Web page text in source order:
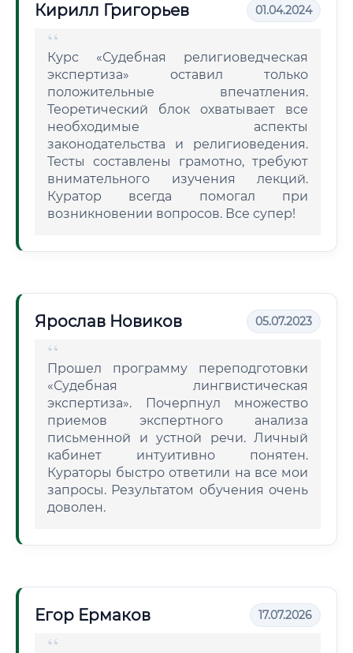
Кирилл Григорьев 01.04.2024
Курс «Судебная религиоведческая
экспертиза» оставил только
положительные впечатления.
Теоретический блок охватывает все
необходимые аспекты
законодательства и религиоведения.
Тесты составлены грамотно, требуют
внимательного изучения лекций.
Куратор всегда помогал при
возникновении вопросов. Все супер!
Ярослав Новиков 05.07.2023
Прошел программу переподготовки
«Судебная лингвистическая
экспертиза». Почерпнул множество
приемов экспертного анализа
письменной и устной речи. Личный
кабинет интуитивно понятен.
Кураторы быстро ответили на все мои
запросы. Результатом обучения очень
доволен.
Егор Ермаков 17.07.2026